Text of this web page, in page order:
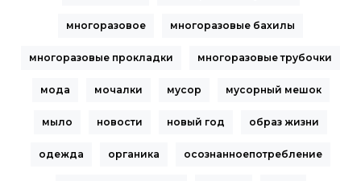
многоразовое многоразовые бахилы
многоразовые прокладки многоразовые трубочки
мода мочалки мусор мусорный мешок
мыло новости новый год образ жизни
одежда органика осознанноепотребление